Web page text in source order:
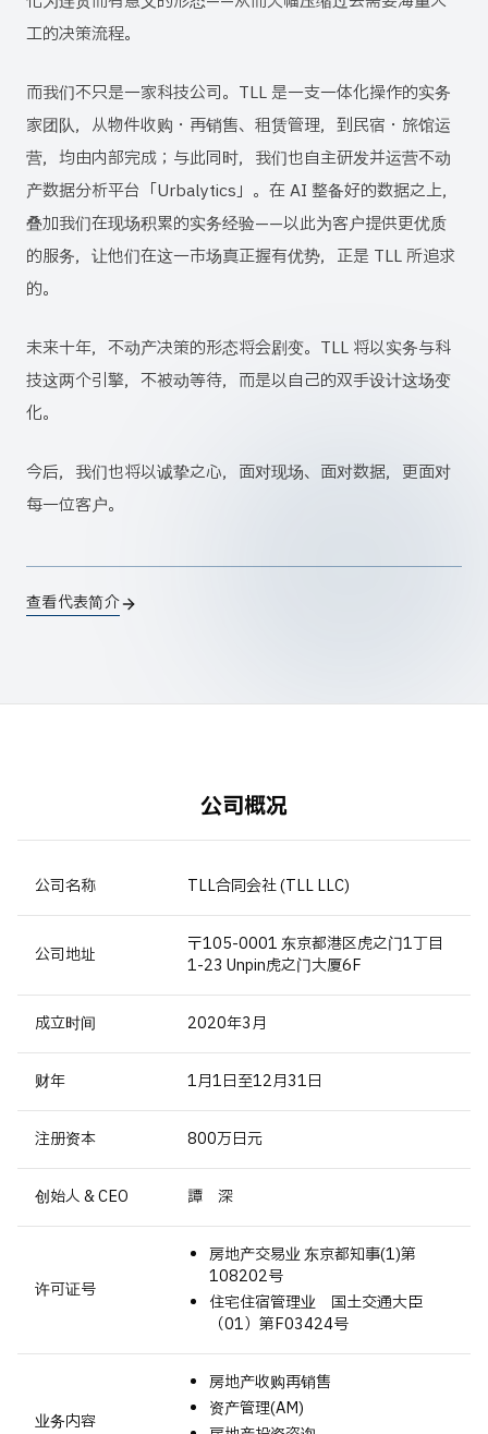
工的决策流程。
而我们不只是一家科技公司。TLL 是一支一体化操作的实务
家团队，从物件收购・再销售、租赁管理，到民宿・旅馆运
营，均由内部完成；与此同时，我们也自主研发并运营不动
产数据分析平台「Urbalytics」。在 AI 整备好的数据之上，
叠加我们在现场积累的实务经验——以此为客户提供更优质
的服务，让他们在这一市场真正握有优势，正是 TLL 所追求
的。
未来十年，不动产决策的形态将会剧变。TLL 将以实务与科
技这两个引擎，不被动等待，而是以自己的双手设计这场变
化。
今后，我们也将以诚挚之心，面对现场、面对数据，更面对
每一位客户。
查看代表简介
公司概况
公司名称 TLL合同会社 (TLL LLC)
公司地址
〒105-0001 东京都港区虎之门1丁目
1-23 Unpin虎之门大厦6F
成立时间 2020年3月
财年 1月1日至12月31日
注册资本 800万日元
创始人 & CEO 譚 深
许可证号
房地产交易业 东京都知事(1)第
108202号
住宅住宿管理业 国土交通大臣
（01）第F03424号
业务内容
房地产收购再销售
资产管理(AM)